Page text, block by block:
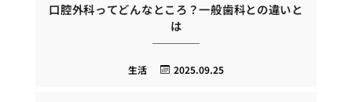
口腔外科ってどんなところ？一般歯科との違いと
は
2025.09.25
生活